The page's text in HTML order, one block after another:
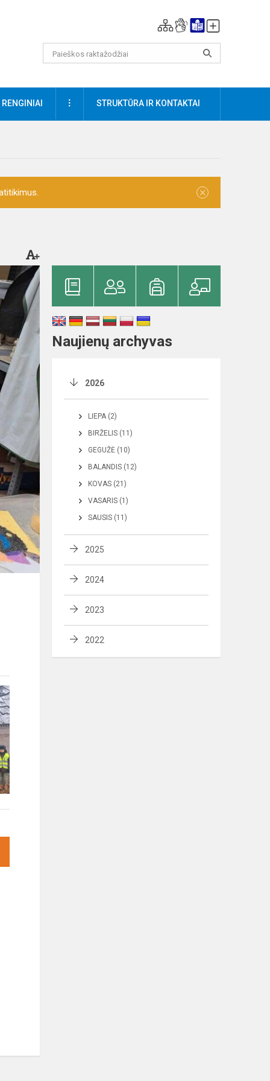
RENGINIAI DAUGIAUSTRUKTŪRA IR KONTAKTAI
×
Naujienų archyvas
2026
LIEPA (2)
BIRŽELIS (11)
GEGUŽĖ (10)
BALANDIS (12)
KOVAS (21)
VASARIS (1)
SAUSIS (11)
2025
2024
2023
2022